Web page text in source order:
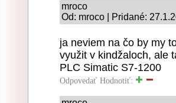
mroco
Od: mroco | Pridané:
ja neviem na čo by my
využit v kindžaloch, ale
PLC Simatic S7-1200
Odpovedať Hodnotiť: